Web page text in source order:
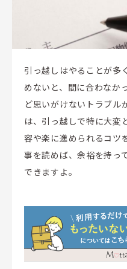
引っ越しはやることが多
めないと、間に合わなか
ど思いがけないトラブル
は、引っ越しで特に大変
容や楽に進められるコツ
事を読めば、余裕を持っ
できますよ。